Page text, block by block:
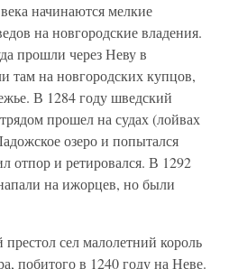
начинаются мелкие
на новгородские владения.
прошли через Неву в
там на новгородских купцов,
В 1284 году шведский
прошел на судах (лойвах
озеро и попытался
отпор и ретировался. В 1292
на ижорцев, но были
сел малолетний король
побитого в 1240 году на Неве.